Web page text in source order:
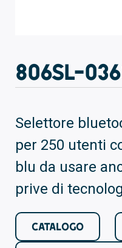
806SL-
Selettore
per 250 utenti
blu da usare
prive di
CATALOGO